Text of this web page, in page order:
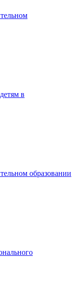
в
образовании